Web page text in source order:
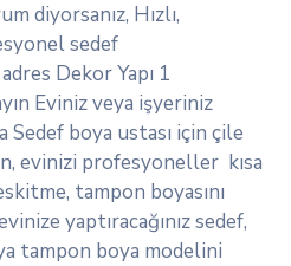
diyorsanız, Hızlı,
sedef
Dekor Yapı 1
Eviniz veya işyeriniz
boya ustası için çile
evinizi profesyoneller kısa
tampon boyasını
yaptıracağınız sedef,
tampon boya modelini